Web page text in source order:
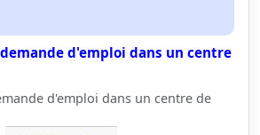
d'emploi dans un centre
d'emploi dans un centre de